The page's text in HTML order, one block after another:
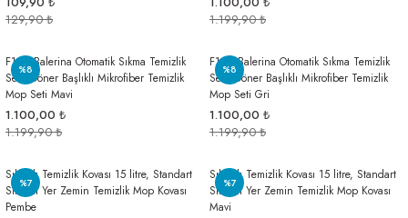
129,90 ₺
1.199,90 ₺
%8
F139 Balerina Otomatik Sıkma Temizlik
Seti, Döner Başlıklı Mikrofiber Temizlik
Mop Seti Mavi
1.100,00 ₺
1.199,90 ₺
%8
F139 Balerina Otomatik Sıkma Temizlik
Seti, Döner Başlıklı Mikrofiber Temizlik
Mop Seti Gri
1.100,00 ₺
1.199,90 ₺
%7
Sıkmalı Temizlik Kovası 15 litre, Standart
Sıkmalı Yer Zemin Temizlik Mop Kovası
Pembe
%7
Sıkmalı Temizlik Kovası 15 litre, Standart
Sıkmalı Yer Zemin Temizlik Mop Kovası
Mavi